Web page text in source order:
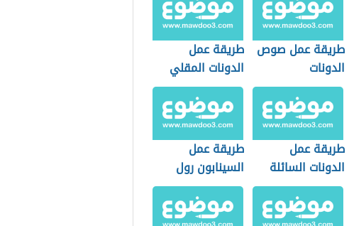
طريقة عمل صوص
الدونات
طريقة عمل
الدونات المقلي
طريقة عمل
الدونات السائلة
طريقة عمل
السينابون رول